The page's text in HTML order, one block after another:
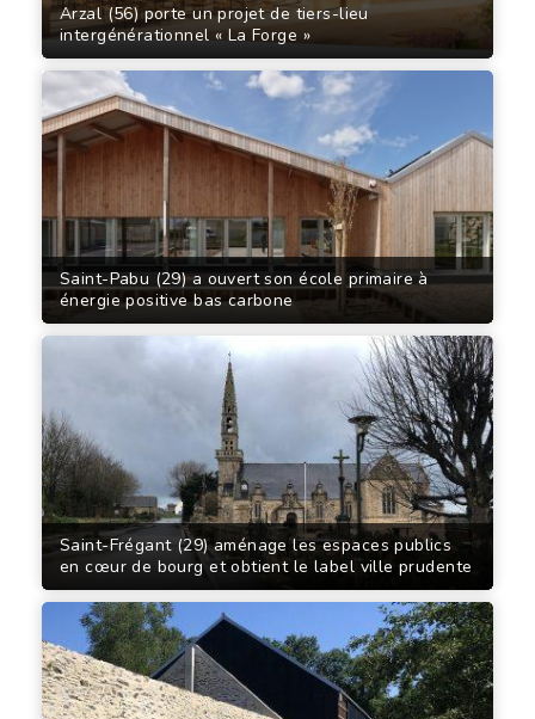
Arzal (56) porte un projet de tiers-lieu
intergénérationnel « La Forge »
Saint-Pabu (29) a ouvert son école primaire à
énergie positive bas carbone
Saint-Frégant (29) aménage les espaces publics
en cœur de bourg et obtient le label ville prudente